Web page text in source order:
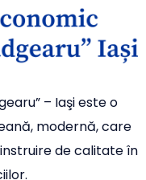
– Iaşi este o
modernă, care
de calitate în